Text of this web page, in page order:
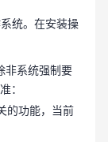
统。在安装操
非系统强制要
：
的功能，当前